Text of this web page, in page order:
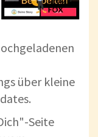
über kleine
Seite